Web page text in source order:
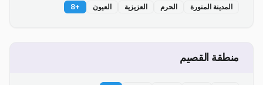
المدينة المنورة الحرم العزيزية العيون +
8
منطقة القصيم